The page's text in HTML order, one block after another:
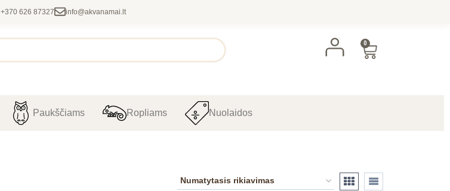
+370 626 87327 info@akvanamai.lt
0
Paukščiams Ropliams Nuolaidos